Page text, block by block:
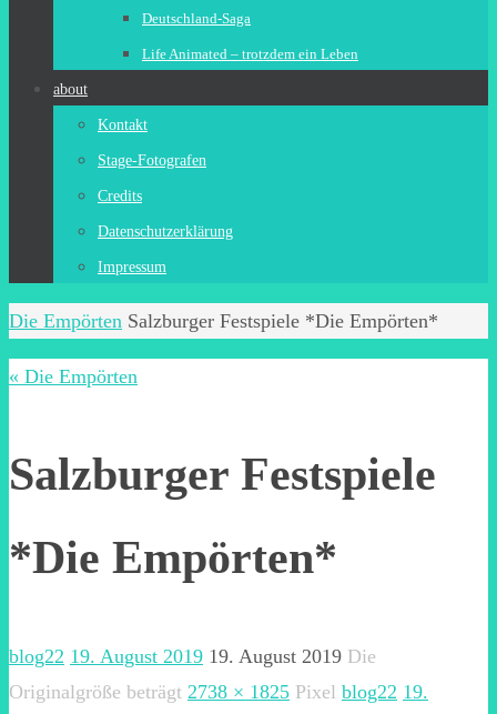
Deutschland-Saga
Life Animated – trotzdem ein Leben
about
Kontakt
Stage-Fotografen
Credits
Datenschutzerklärung
Impressum
Start
Die Empörten Salzburger Festspiele *Die Empörten*
« Die Empörten
Salzburger Festspiele
*Die Empörten*
blog22 19. August 2019 19. August 2019 Die
Originalgröße beträgt 2738 × 1825 Pixel blog22 19.